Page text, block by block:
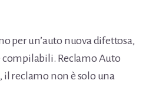
per un’auto nuova difettosa,
Reclamo Auto
il reclamo non è solo una